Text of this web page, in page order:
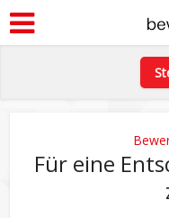
Für eine